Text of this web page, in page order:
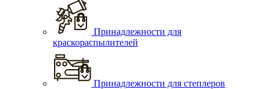
Принадлежности для
краскораспылителей
Принадлежности для степлеров